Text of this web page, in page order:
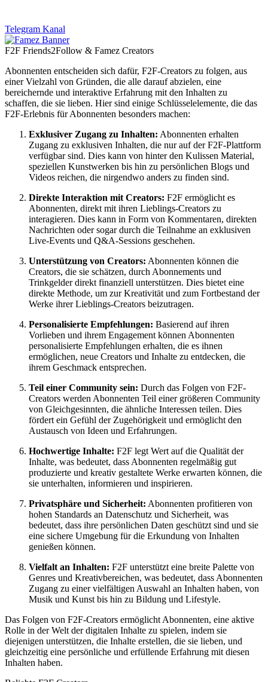
Telegram Kanal
F2F Friends2Follow & Famez Creators
Abonnenten entscheiden sich dafür, F2F-Creators zu folgen, aus
einer Vielzahl von Gründen, die alle darauf abzielen, eine
bereichernde und interaktive Erfahrung mit den Inhalten zu
schaffen, die sie lieben. Hier sind einige Schlüsselelemente, die das
F2F-Erlebnis für Abonnenten besonders machen:
Exklusiver Zugang zu Inhalten: Abonnenten erhalten
Zugang zu exklusiven Inhalten, die nur auf der F2F-Plattform
verfügbar sind. Dies kann von hinter den Kulissen Material,
speziellen Kunstwerken bis hin zu persönlichen Blogs und
Videos reichen, die nirgendwo anders zu finden sind.
Direkte Interaktion mit Creators: F2F ermöglicht es
Abonnenten, direkt mit ihren Lieblings-Creators zu
interagieren. Dies kann in Form von Kommentaren, direkten
Nachrichten oder sogar durch die Teilnahme an exklusiven
Live-Events und Q&A-Sessions geschehen.
Unterstützung von Creators: Abonnenten können die
Creators, die sie schätzen, durch Abonnements und
Trinkgelder direkt finanziell unterstützen. Dies bietet eine
direkte Methode, um zur Kreativität und zum Fortbestand der
Werke ihrer Lieblings-Creators beizutragen.
Personalisierte Empfehlungen: Basierend auf ihren
Vorlieben und ihrem Engagement können Abonnenten
personalisierte Empfehlungen erhalten, die es ihnen
ermöglichen, neue Creators und Inhalte zu entdecken, die
ihrem Geschmack entsprechen.
Teil einer Community sein: Durch das Folgen von F2F-
Creators werden Abonnenten Teil einer größeren Community
von Gleichgesinnten, die ähnliche Interessen teilen. Dies
fördert ein Gefühl der Zugehörigkeit und ermöglicht den
Austausch von Ideen und Erfahrungen.
Hochwertige Inhalte: F2F legt Wert auf die Qualität der
Inhalte, was bedeutet, dass Abonnenten regelmäßig gut
produzierte und kreativ gestaltete Werke erwarten können, die
sie unterhalten, informieren und inspirieren.
Privatsphäre und Sicherheit: Abonnenten profitieren von
hohen Standards an Datenschutz und Sicherheit, was
bedeutet, dass ihre persönlichen Daten geschützt sind und sie
eine sichere Umgebung für die Erkundung von Inhalten
genießen können.
Vielfalt an Inhalten: F2F unterstützt eine breite Palette von
Genres und Kreativbereichen, was bedeutet, dass Abonnenten
Zugang zu einer vielfältigen Auswahl an Inhalten haben, von
Musik und Kunst bis hin zu Bildung und Lifestyle.
Das Folgen von F2F-Creators ermöglicht Abonnenten, eine aktive
Rolle in der Welt der digitalen Inhalte zu spielen, indem sie
diejenigen unterstützen, die Inhalte erstellen, die sie lieben, und
gleichzeitig eine persönliche und erfüllende Erfahrung mit diesen
Inhalten haben.